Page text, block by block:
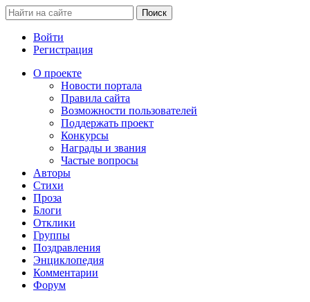
Войти
Регистрация
О проекте
Новости портала
Правила сайта
Возможности пользователей
Поддержать проект
Конкурсы
Награды и звания
Частые вопросы
Авторы
Стихи
Проза
Блоги
Отклики
Группы
Поздравления
Энциклопедия
Комментарии
Форум